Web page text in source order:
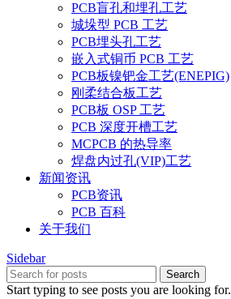
PCB盲孔和埋孔工艺
城垛型 PCB 工艺
PCB埋头孔工艺
嵌入式铜币 PCB 工艺
PCB板镍钯金工艺(ENEPIG)
刚柔结合板工艺
PCB板 OSP 工艺
PCB 深度开槽工艺
MCPCB 的热导率
焊盘内过孔(VIP)工艺
新闻资讯
PCB资讯
PCB 百科
关于我们
Sidebar
Search
Start typing to see posts you are looking for.